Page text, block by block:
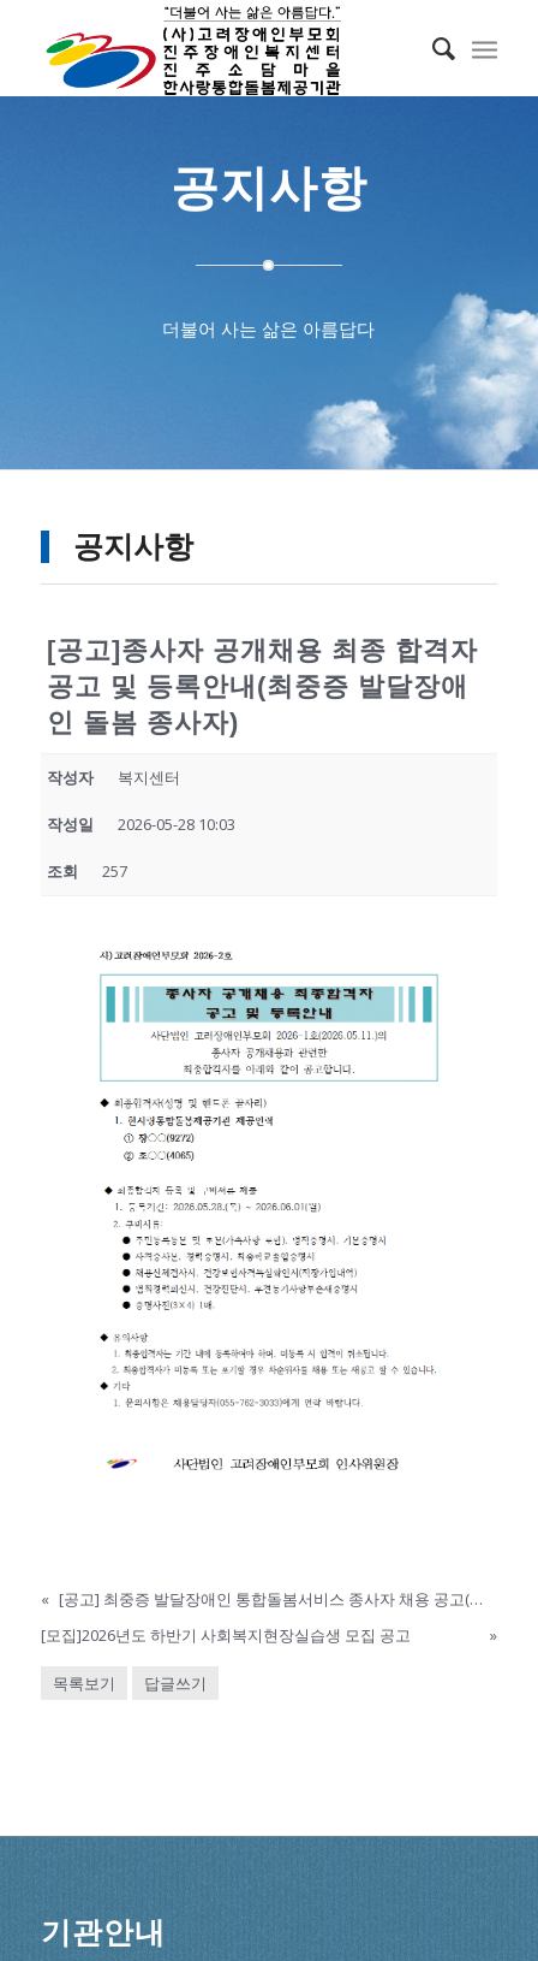
공지사항
더불어 사는 삶은 아름답다
공지사항
[공고]종사자 공개채용 최종 합격자
공고 및 등록안내(최중증 발달장애
인 돌봄 종사자)
작성자 복지센터
작성일 2026-05-28 10:03
조회 257
«
[공고] 최중증 발달장애인 통합돌봄서비스 종사자 채용 공고(종료)
[모집]2026년도 하반기 사회복지현장실습생 모집 공고
»
목록보기 답글쓰기
기관안내